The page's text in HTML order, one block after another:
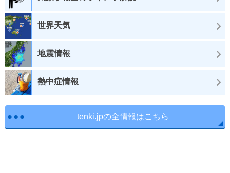
世界天気
地震情報
熱中症情報
tenki.jpの全情報はこちら